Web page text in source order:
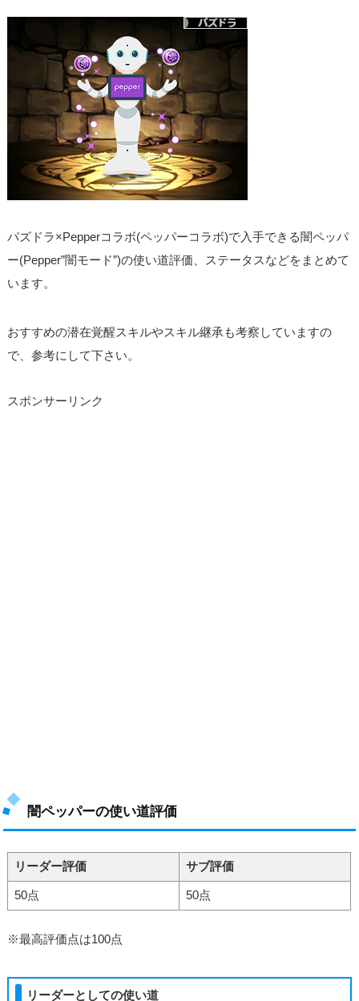
パズドラ×Pepperコラボ(ペッパーコラボ)で入手できる闇ペッパ
ー(Pepper”闇モード”)の使い道評価、ステータスなどをまとめて
います。
おすすめの潜在覚醒スキルやスキル継承も考察していますの
で、参考にして下さい。
スポンサーリンク
闇ペッパーの使い道評価
リーダー評価 サブ評価
50点 50点
※最高評価点は100点
リーダーとしての使い道